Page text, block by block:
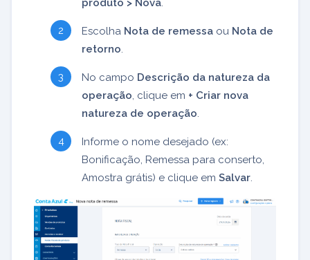
Escolha Nota de remessa ou Nota de
retorno
No campo Descrição da natureza da
operação , clique em + Criar nova
natureza de operação
Informe o nome desejado (ex:
Bonificação, Remessa para conserto,
Amostra grátis) e clique em Salvar